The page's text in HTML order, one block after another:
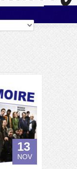
13
NOV